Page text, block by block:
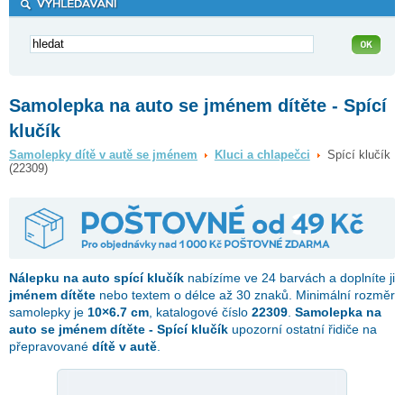
Samolepka na auto se jménem dítěte - Spící
klučík
Samolepky dítě v autě se jménem Kluci a chlapečci
Spící klučík
(22309)
Nálepku na auto spící klučík nabízíme ve 24 barvách a doplníte ji
jménem dítěte nebo textem o délce až 30 znaků. Minimální rozměr
samolepky je 10×6.7 cm , katalogové číslo 22309 Samolepka na
auto se jménem dítěte - Spící klučík upozorní ostatní řidiče na
přepravované dítě v autě